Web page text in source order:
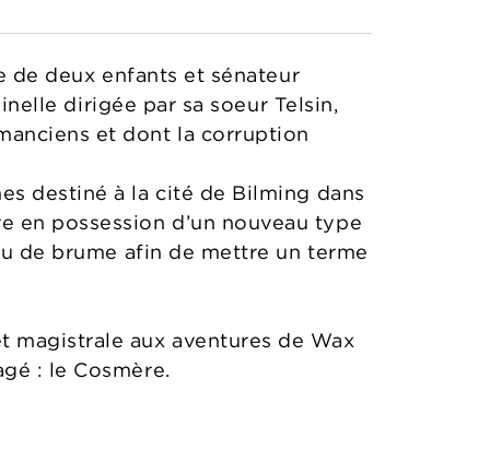
de deux enfants et sénateur
dirigée par sa soeur Telsin,
et dont la corruption
destiné à la cité de Bilming dans
en possession d’un nouveau type
de brume afin de mettre un terme
magistrale aux aventures de Wax
: le Cosmère.